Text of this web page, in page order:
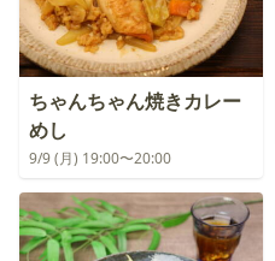
ちゃんちゃん焼きカレー
めし
9/9 (月) 19:00〜20:00